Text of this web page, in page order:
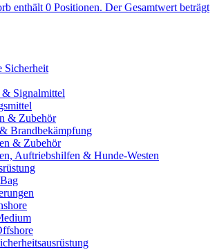
enthält 0 Positionen. Der Gesamtwert beträgt
Sicherheit
Signalmittel
& Zubehör
Brandbekämpfung
& Zubehör
Auftriebshilfen & Hunde-Westen